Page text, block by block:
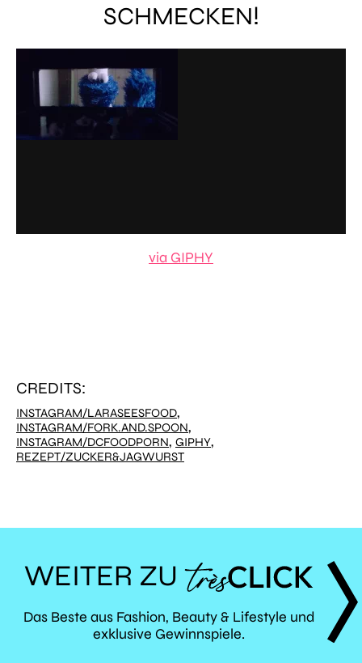
SCHMECKEN!
via GIPHY
CREDITS:
INSTAGRAM/LARASEESFOOD,
INSTAGRAM/FORK.AND.SPOON,
INSTAGRAM/DCFOODPORN, GIPHY,
REZEPT/ZUCKER&JAGWURST
WEITER ZU
TRÈS
Das Beste aus Fashion, Beauty & Lifestyle und
exklusive Gewinnspiele.